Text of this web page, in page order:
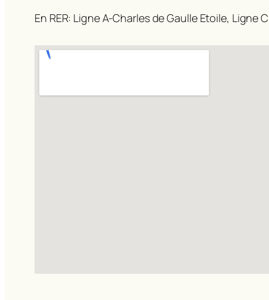
En RER: Ligne A-Charles de Gaulle Etoile, Ligne